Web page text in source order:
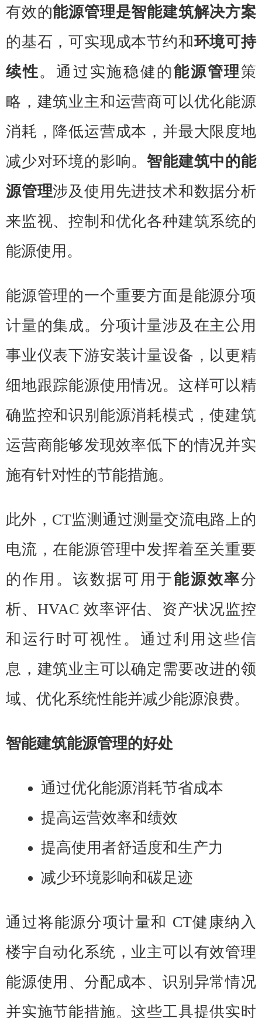
有效的能源管理是智能建筑解决方案
的基石，可实现成本节约和环境可持
续性。通过实施稳健的能源管理策
略，建筑业主和运营商可以优化能源
消耗，降低运营成本，并最大限度地
减少对环境的影响。智能建筑中的能
源管理涉及使用先进技术和数据分析
来监视、控制和优化各种建筑系统的
能源使用。
能源管理的一个重要方面是能源分项
计量的集成。分项计量涉及在主公用
事业仪表下游安装计量设备，以更精
细地跟踪能源使用情况。这样可以精
确监控和识别能源消耗模式，使建筑
运营商能够发现效率低下的情况并实
施有针对性的节能措施。
此外，CT监测通过测量交流电路上的
电流，在能源管理中发挥着至关重要
的作用。该数据可用于能源效率分
析、HVAC 效率评估、资产状况监控
和运行时可视性。通过利用这些信
息，建筑业主可以确定需要改进的领
域、优化系统性能并减少能源浪费。
智能建筑能源管理的好处
通过优化能源消耗节省成本
提高运营效率和绩效
提高使用者舒适度和生产力
减少环境影响和碳足迹
通过将能源分项计量和 CT健康纳入
楼宇自动化系统，业主可以有效管理
能源使用、分配成本、识别异常情况
并实施节能措施。这些工具提供实时